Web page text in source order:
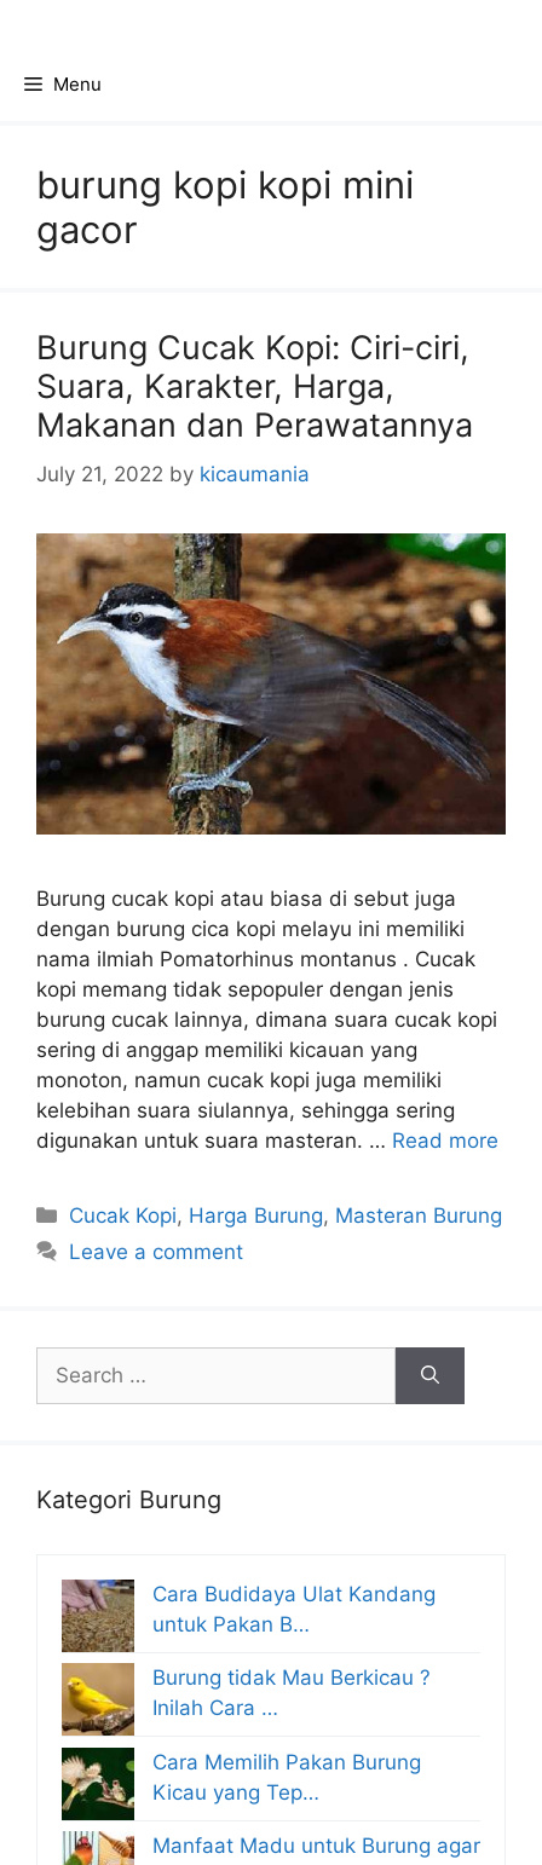
contentMenu
burung kopi kopi mini
gacor
Burung Cucak Kopi: Ciri-ciri,
Suara, Karakter, Harga,
Makanan dan Perawatannya
July 21, 2022 by kicaumania
Burung cucak kopi atau biasa di sebut juga
dengan burung cica kopi melayu ini memiliki
nama ilmiah Pomatorhinus montanus . Cucak
kopi memang tidak sepopuler dengan jenis
burung cucak lainnya, dimana suara cucak kopi
sering di anggap memiliki kicauan yang
monoton, namun cucak kopi juga memiliki
kelebihan suara siulannya, sehingga sering
digunakan untuk suara masteran. … Read more
Categories
Cucak Kopi, Harga Burung, Masteran Burung
Leave a comment
for:
Kategori Burung
Cara Budidaya Ulat Kandang
untuk Pakan B…
Burung tidak Mau Berkicau ?
Inilah Cara …
Cara Memilih Pakan Burung
Kicau yang Tep…
Manfaat Madu untuk Burung agar